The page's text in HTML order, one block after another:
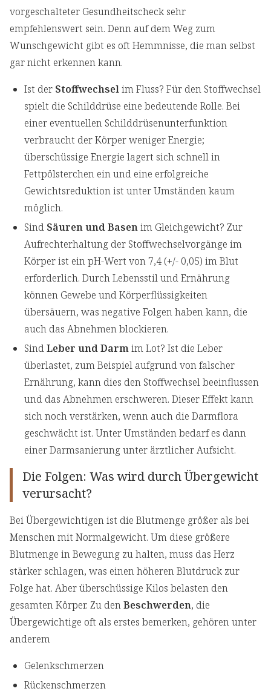
vorgeschalteter Gesundheitscheck sehr
empfehlenswert sein. Denn auf dem Weg zum
Wunschgewicht gibt es oft Hemmnisse, die man selbst
gar nicht erkennen kann.
Ist der Stoffwechselim Fluss? Für den Stoffwechsel
spielt die Schilddrüse eine bedeutende Rolle. Bei
einer eventuellen Schilddrüsenunterfunktion
verbraucht der Körper weniger Energie;
überschüssige Energie lagert sich schnell in
Fettpölsterchen ein und eine erfolgreiche
Gewichtsreduktion ist unter Umständen kaum
möglich.
Sind Säuren und Basenim Gleichgewicht? Zur
Aufrechterhaltung der Stoffwechselvorgänge im
Körper ist ein pH-Wert von 7,4 (+/- 0,05) im Blut
erforderlich. Durch Lebensstil und Ernährung
können Gewebe und Körperflüssigkeiten
übersäuern, was negative Folgen haben kann, die
auch das Abnehmen blockieren.
SindLeber und Darmim Lot? Ist die Leber
überlastet, zum Beispiel aufgrund von falscher
Ernährung, kann dies den Stoffwechsel beeinflussen
und das Abnehmen erschweren. Dieser Effekt kann
sich noch verstärken, wenn auch die Darmflora
geschwächt ist. Unter Umständen bedarf es dann
einer Darmsanierung unter ärztlicher Aufsicht.
Die Folgen: Was wird durch Übergewicht
verursacht?
Bei Übergewichtigen ist die Blutmenge größer als bei
Menschen mit Normalgewicht. Um diese größere
Blutmenge in Bewegung zu halten, muss das Herz
stärker schlagen, was einen höheren Blutdruck zur
Folge hat. Aber überschüssige Kilos belasten den
gesamten Körper. Zu denBeschwerden, die
Übergewichtige oft als erstes bemerken, gehören unter
anderem
Gelenkschmerzen
Rückenschmerzen